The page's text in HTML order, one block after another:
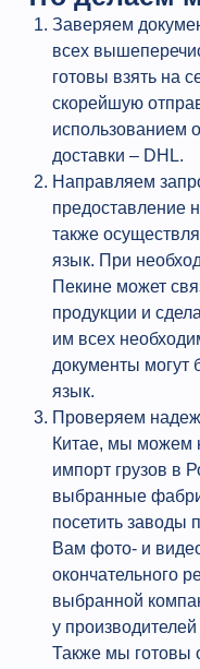
Заверяем
всех
готовы взять на
скорейшую
использованием
доставки – DHL.
Направляем
предоставление
также
язык. При
Пекине может
продукции и
им всех
документы могут
язык.
Проверяем
Китае, мы можем
импорт грузов в
выбранные
посетить заводы
Вам фото- и
окончательного
выбранной
у
Также мы готовы